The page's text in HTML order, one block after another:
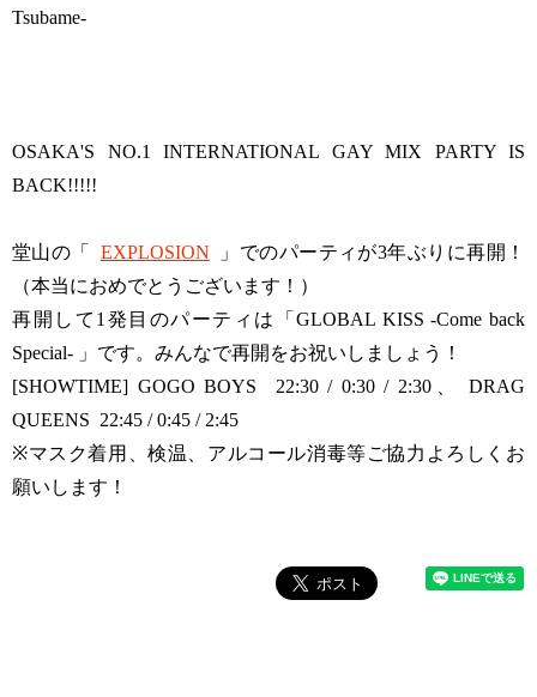
Tsubame-
OSAKA'S NO.1 INTERNATIONAL GAY MIX PARTY IS
BACK!!!!!
堂山の「 EXPLOSION
」でのパーティが3年ぶりに再開！
（本当におめでとうございます！）
再開して1発目のパーティは「GLOBAL KISS -Come back
Special- 」です。みんなで再開をお祝いしましょう！
[SHOWTIME] GOGO BOYS 22:30 / 0:30 / 2:30、 DRAG
QUEENS 22:45 / 0:45 / 2:45
※マスク着用、検温、アルコール消毒等ご協力よろしくお
願いします！